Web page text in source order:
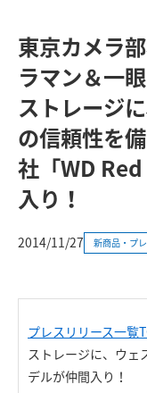
東京カメラ
ラマン＆一
ストレージ
の信頼性を
社「WD
入り！
2014/11/27 新商品・プ
プレスリリース一覧
ストレージに、ウェ
デルが仲間入り！